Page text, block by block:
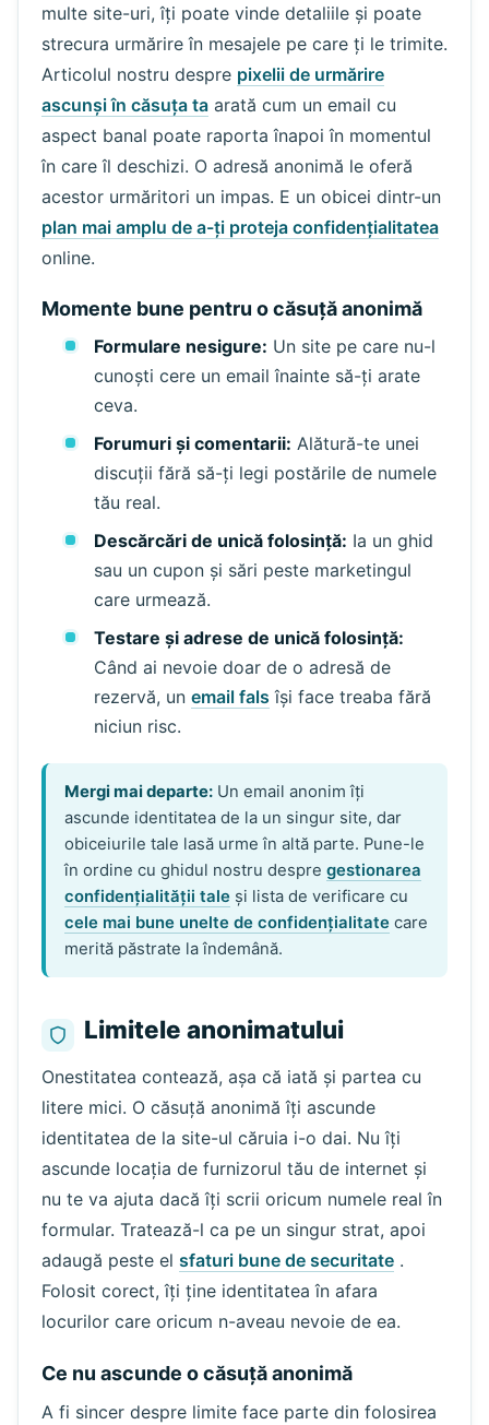
multe site-uri, îți poate vinde detaliile și poate
strecura urmărire în mesajele pe care ți le trimite.
Articolul nostru despre pixelii de urmărire
ascunși în căsuța taarată cum un email cu
aspect banal poate raporta înapoi în momentul
în care îl deschizi. O adresă anonimă le oferă
acestor urmăritori un impas. E un obicei dintr-un
plan mai amplu de a-ți proteja confidențialitatea
online.
Momente bune pentru o căsuță anonimă
Formulare nesigure: Un site pe care nu-l
cunoști cere un email înainte să-ți arate
ceva.
Forumuri și comentarii: Alătură-te unei
discuții fără să-ți legi postările de numele
tău real.
Descărcări de unică folosință: Ia un ghid
sau un cupon și sări peste marketingul
care urmează.
Testare și adrese de unică folosință:
Când ai nevoie doar de o adresă de
rezervă, un email fals își face treaba fără
niciun risc.
Mergi mai departe: Un email anonim îți
ascunde identitatea de la un singur site, dar
obiceiurile tale lasă urme în altă parte. Pune-le
în ordine cu ghidul nostru despregestionarea
confidențialității tale și lista de verificare cu
cele mai bune unelte de confidențialitate care
merită păstrate la îndemână.
Limitele anonimatului
Onestitatea contează, așa că iată și partea cu
litere mici. O căsuță anonimă îți ascunde
identitatea de la site-ul căruia i-o dai. Nu îți
ascunde locația de furnizorul tău de internet și
nu te va ajuta dacă îți scrii oricum numele real în
formular. Tratează-l ca pe un singur strat, apoi
adaugă peste el sfaturi bune de securitate.
Folosit corect, îți ține identitatea în afara
locurilor care oricum n-aveau nevoie de ea.
Ce nu ascunde o căsuță anonimă
A fi sincer despre limite face parte din folosirea